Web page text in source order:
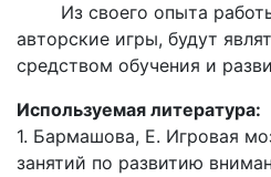
Из своего опыта работы
авторские игры, будут
средством обучения и
Используемая литература:
1. Бармашова, Е. Игровая
занятий по развитию